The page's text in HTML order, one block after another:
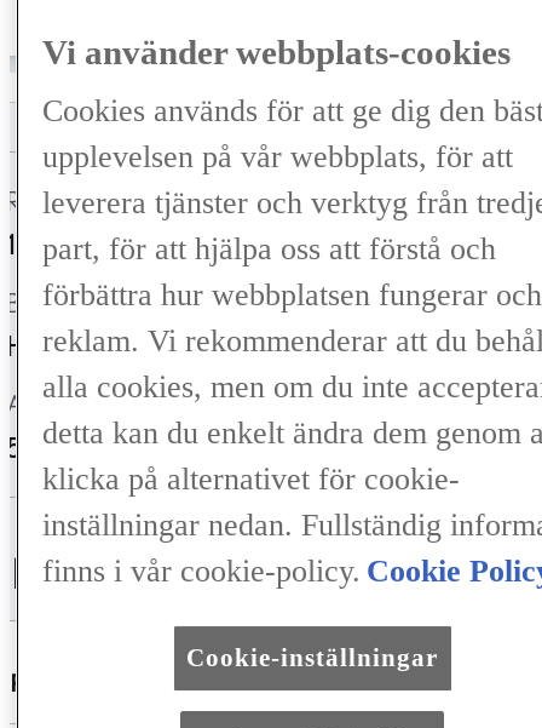
Registrerad
12-2024
Mätarställning
3 000 mil
Bränsle
Hybrid Bensin
Växellåda
Automat
Antal säten
5
Färg
Terrane Khaki (6X4)
Vi använder webbplats-cookies
Cookies används för att ge dig den
upplevelsen på vår webbplats, för att
leverera tjänster och verktyg från
part, för att hjälpa oss att förstå och
förbättra hur webbplatsen fungerar
reklam. Vi rekommenderar att du
alla cookies, men om du inte
detta kan du enkelt ändra dem genom
klicka på alternativet för cookie-
inställningar nedan. Fullständig
finns i vår cookie-policy. Cookie
Cookie-inställningar